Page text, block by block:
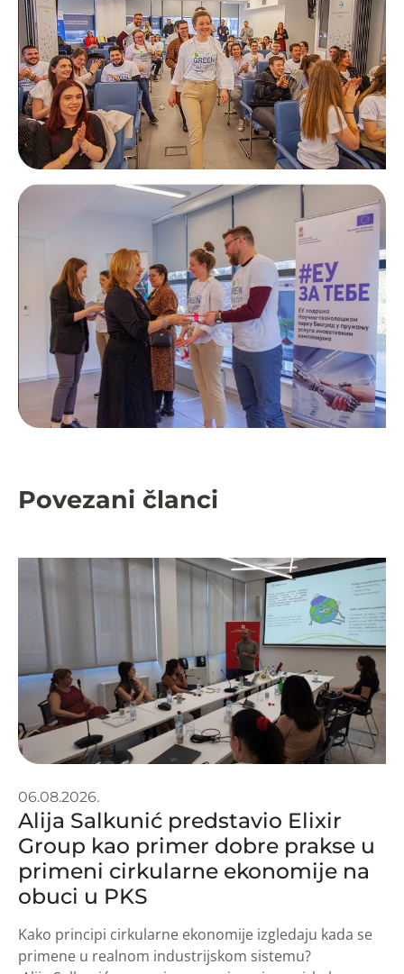
Povezani članci
06.08.2026.
Alija Salkunić predstavio Elixir
Group kao primer dobre prakse u
primeni cirkularne ekonomije na
obuci u PKS
Kako principi cirkularne ekonomije izgledaju kada se
primene u realnom industrijskom sistemu?